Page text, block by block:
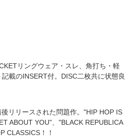
リングウェア・スレ、角打ち・軽
載のINSERT付。DISC二枚共に状態良
リリースされた問題作。"HIP HOP IS
ABOUT YOU"、"BLACK REPUBLICA
CLASSICS！！